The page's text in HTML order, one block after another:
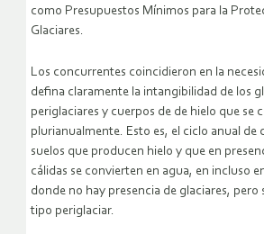
como Presupuestos Mínimos para la
Glaciares.
Los concurrentes coincidieron en la
defina claramente la intangibilidad de los
periglaciares y cuerpos de de hielo que se
plurianualmente. Esto es, el ciclo anual de
suelos que producen hielo y que en
cálidas se convierten en agua, en incluso
donde no hay presencia de glaciares, pero
tipo periglaciar.